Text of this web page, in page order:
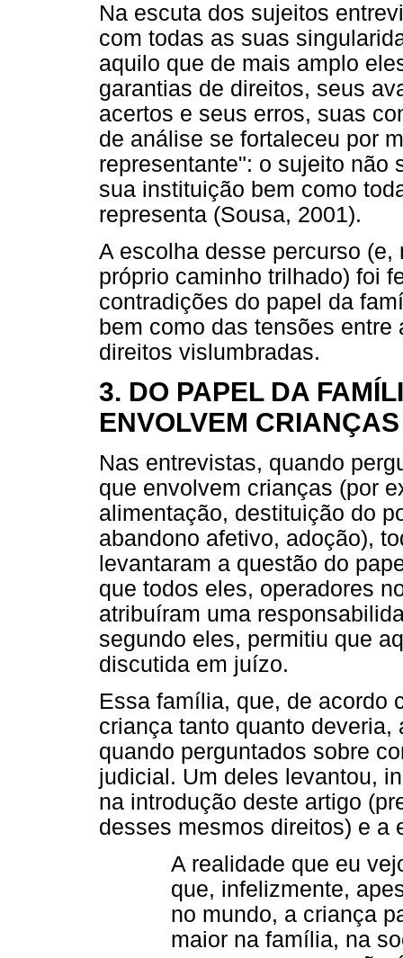
Na escuta dos sujeitos
com todas as suas
aquilo que de mais amplo
garantias de direitos, seus
acertos e seus erros, suas
de análise se fortaleceu por
representante": o sujeito não
sua instituição bem como
representa (Sousa, 2001).
A escolha desse percurso
próprio caminho trilhado) foi
contradições do papel da
bem como das tensões
direitos vislumbradas.
3. DO PAPEL DA
ENVOLVEM CRIANÇAS
Nas entrevistas, quando
que envolvem crianças (por
alimentação, destituição do
abandono afetivo, adoção),
levantaram a questão do
que todos eles, operadores
atribuíram uma
segundo eles, permitiu que
discutida em juízo.
Essa família, que, de acordo
criança tanto quanto
quando perguntados sobre
judicial. Um deles levantou,
na introdução deste artigo
desses mesmos direitos) e a
A realidade que eu
que, infelizmente,
no mundo, a criança
maior na família, na